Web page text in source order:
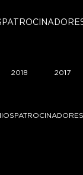
2018 2017
PATROCINADORES